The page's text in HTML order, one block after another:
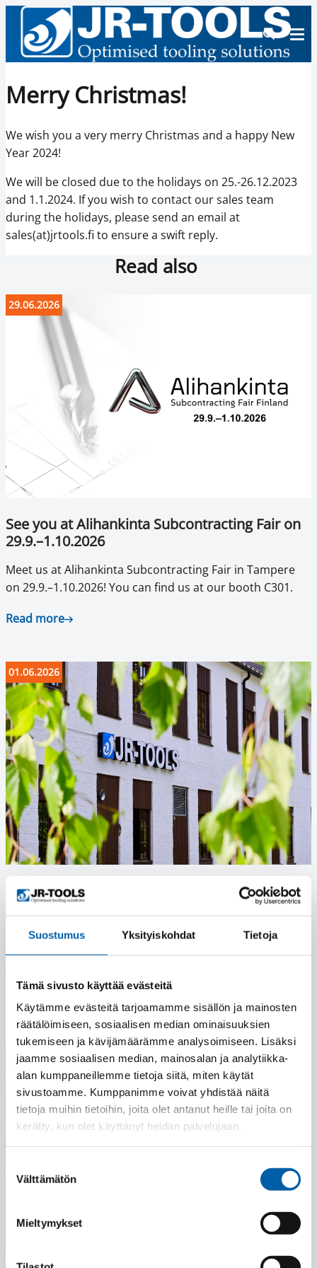
Suostumus Yksityiskohdat Tietoja
Tämä sivusto käyttää evästeitä
Käytämme evästeitä tarjoamamme sisällön ja mainosten
räätälöimiseen, sosiaalisen median ominaisuuksien
tukemiseen ja kävijämäärämme analysoimiseen. Lisäksi
jaamme sosiaalisen median, mainosalan ja analytiikka-
alan kumppaneillemme tietoja siitä, miten käytät
sivustoamme. Kumppanimme voivat yhdistää näitä
tietoja muihin tietoihin, joita olet antanut heille tai joita on
kerätty, kun olet käyttänyt heidän palvelujaan.
valinta
Välttämätön
Mieltymykset
Merry Christmas!
We wish you a very merry Christmas and a happy New
Year 2024!
We will be closed due to the holidays on 25.-26.12.2023
and 1.1.2024. If you wish to contact our sales team
during the holidays, please send an email at
sales(at)jrtools.fi to ensure a swift reply.
Read also
29.06.2026
See you at Alihankinta Subcontracting Fair on
29.9.–1.10.2026
Meet us at Alihankinta Subcontracting Fair in Tampere
on 29.9.–1.10.2026! You can find us at our booth C301.
Read more
01.06.2026
Our sales team will be available throughout
the summer
Summer is here and the holiday season is approaching!
Our sales team will be serving our customers throughout
Read more
23.04.2026